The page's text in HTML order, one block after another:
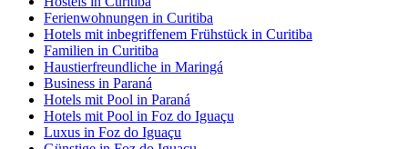
Ferienwohnungen in Curitiba
Hotels mit inbegriffenem Frühstück in Curitiba
Familien in Curitiba
Haustierfreundliche in Maringá
Business in Paraná
Hotels mit Pool in Paraná
Hotels mit Pool in Foz do Iguaçu
Luxus in Foz do Iguaçu